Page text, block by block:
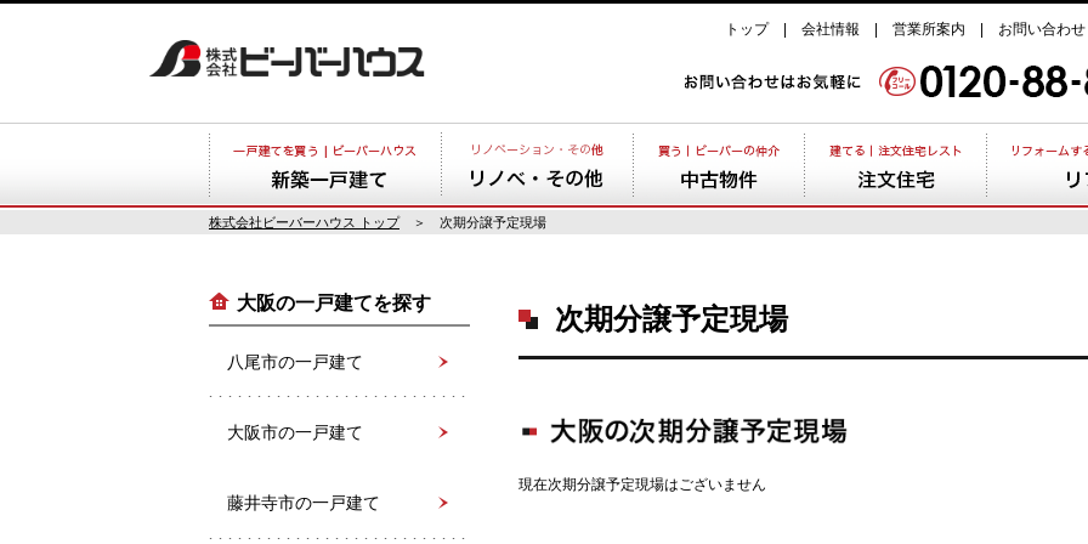
トップ 会社情報 営業所案内 お問い合わせ
株式会社ビーバーハウス トップ ＞ 次期分譲予定現場
次期分譲予定現場
現在次期分譲予定現場はございません
大阪の一戸建てを探す
八尾市の一戸建て
大阪市の一戸建て
藤井寺市の一戸建て